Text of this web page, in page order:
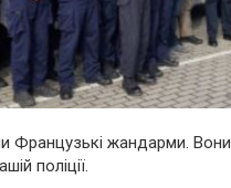
Французькі жандарми. Вони
поліції.